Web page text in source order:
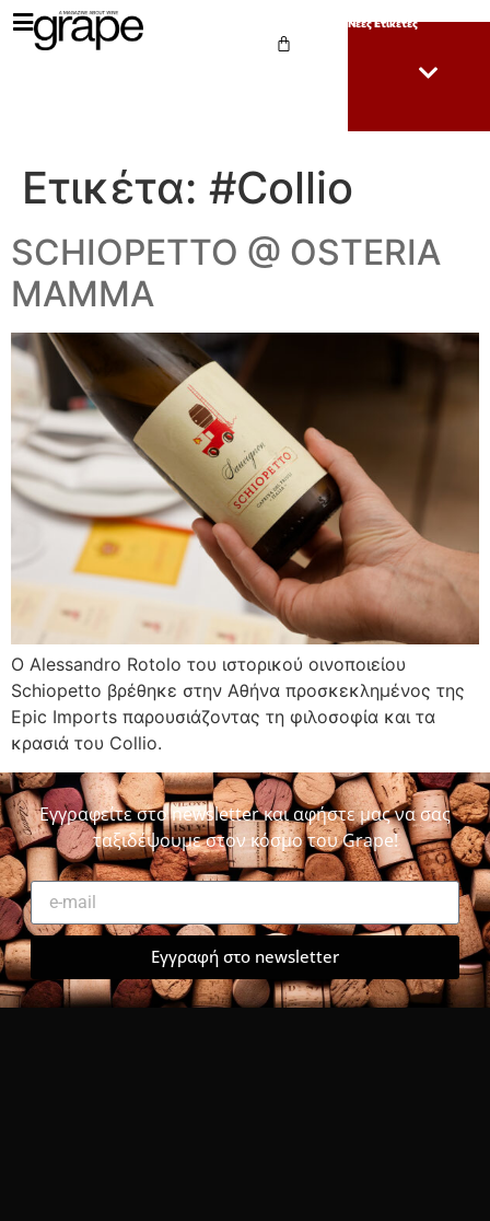
Νέες Ετικέτες
Ετικέτα: #Collio
SCHIOPETTO @ OSTERIA
MAMMA
Ο Alessandro Rotolo του ιστορικού οινοποιείου
Schiopetto βρέθηκε στην Αθήνα προσκεκλημένος της
Epic Imports παρουσιάζοντας τη φιλοσοφία και τα
κρασιά του Collio.
Εγγραφείτε στο newsletter και αφήστε μας να σας
ταξιδέψουμε στον κόσμο του Grape!
Εγγραφή στο newsletter